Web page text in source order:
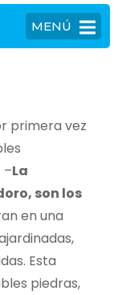
MENÚ
primera vez
–La
son los
en una
Esta
piedras,